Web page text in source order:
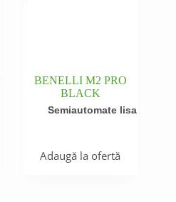
BENELLI M2 PRO
BLACK
Semiautomate lisa
Adaugă la ofertă